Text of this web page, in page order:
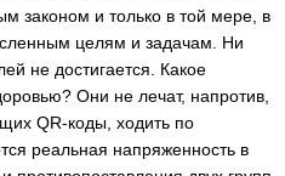
законом и только в той мере, в
целям и задачам. Ни
не достигается. Какое
Они не лечат, напротив,
QR-коды, ходить по
реальная напряженность в